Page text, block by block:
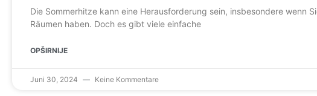
Die Sommerhitze kann eine Herausforderung sein, insbesondere wenn
Räumen haben. Doch es gibt viele einfache
OPŠIRNIJE
Juni 30, 2024 Keine Kommentare